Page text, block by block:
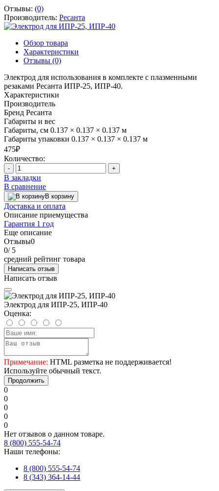
Отзывы: (0)
Производитель: Ресанта
Обзор товара
Характеристики
Отзывы (0)
Электрод для использования в комплекте с плазменными
резаками Ресанта ИПР-25, ИПР-40.
Характеристики
Производитель
Бренд Ресанта
Габариты и вес
Габариты, см 0.137 × 0.137 × 0.137 м
Габариты упаковки 0.137 × 0.137 × 0.137 м
475₽
Количество:
- +
В закладки
В сравнение
В корзину
Доставка и оплата
Описание приемущества
Гарантия 1 год
Еще описание
Отзывы0
0/ 5
средний рейтинг товара
Написать отзыв
Написать отзыв
Электрод для ИПР-25, ИПР-40
Оценка:
Примечание: HTML разметка не поддерживается!
Используйте обычный текст.
Продолжить
0
0
0
0
0
Нет отзывов о данном товаре.
8 (800) 555-54-74
Наши телефоны:
8 (800) 555-54-74
8 (343) 364-14-44